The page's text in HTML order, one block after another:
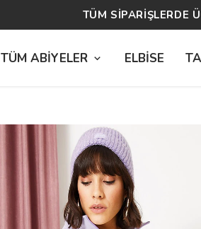
TÜM SİPARİŞLERDE
TÜM ABİYELER ELBİSE